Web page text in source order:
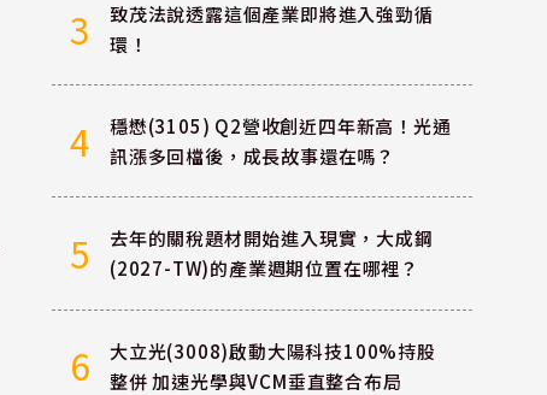
3
致茂法說透露這個產業即將進入強勁循
環！
4
穩懋(3105) Q2營收創近四年新高！光通
訊漲多回檔後，成長故事還在嗎？
5
去年的關稅題材開始進入現實，大成鋼
(2027-TW)的產業週期位置在哪裡？
6
大立光(3008)啟動大陽科技100%持股
整併 加速光學與VCM垂直整合布局